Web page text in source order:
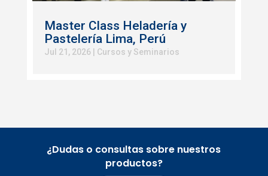
Master Class Heladería y
Pastelería Lima, Perú
Jul 21, 2026| Cursos y Seminarios
¿Dudas o consultas sobre nuestros
productos?